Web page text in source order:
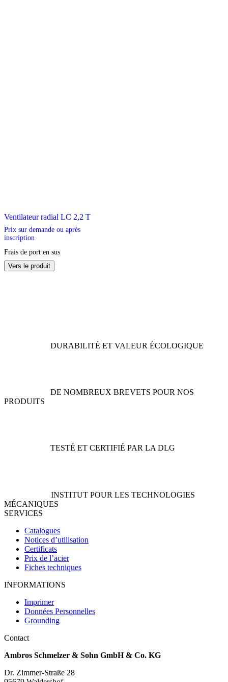
Ventilateur radial LC 2,2 T
Prix sur demande ou après
inscription
Frais de port en sus
Ce
produit
Vers le produit
DURABILITÉ ET VALEUR ÉCOLOGIQUE
DE NOMBREUX BREVETS POUR NOS
PRODUITS
TESTÉ ET CERTIFIÉ PAR LA DLG
INSTITUT POUR LES TECHNOLOGIES
MÉCANIQUES
SERVICES
Catalogues
Notices d’utilisation
Certificats
Prix de l’acier
Fiches techniques
INFORMATIONS
Imprimer
Données Personnelles
Grounding
Contact
Ambros Schmelzer & Sohn GmbH & Co. KG
Dr. Zimmer-Straße 28